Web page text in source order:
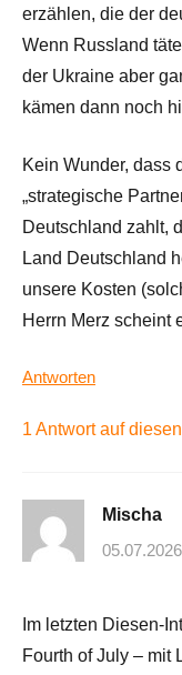
erzählen, die der
Wenn Russland
der Ukraine aber
kämen dann noch
Kein Wunder, dass
„strategische
Deutschland zahlt,
Land Deutschland
unsere Kosten
Herrn Merz scheint
Antworten
1 Antwort auf
Mischa
Im letzten Diesen-
Fourth of July – mit